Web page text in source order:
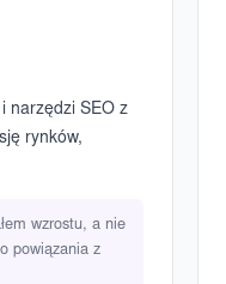
narzędzi SEO z
rynków,
wzrostu, a nie
powiązania z